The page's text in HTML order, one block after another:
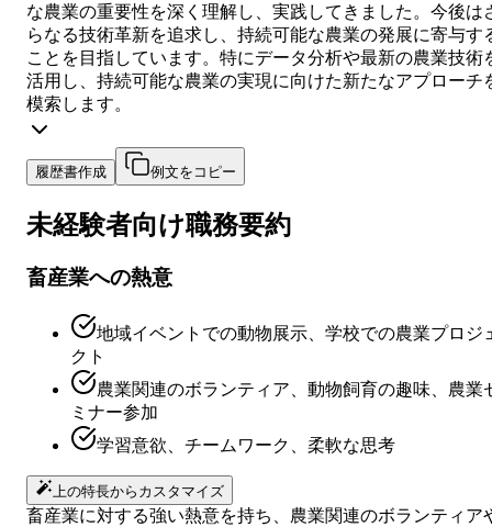
な農業の重要性を深く理解し、実践してきました。今後は
らなる技術革新を追求し、持続可能な農業の発展に寄与す
ことを目指しています。特にデータ分析や最新の農業技術
活用し、持続可能な農業の実現に向けた新たなアプローチ
模索します。
履歴書作成 例文をコピー
未経験者向け職務要約
畜産業への熱意
地域イベントでの動物展示、学校での農業プロジ
クト
農業関連のボランティア、動物飼育の趣味、農業
ミナー参加
学習意欲、チームワーク、柔軟な思考
上の特長からカスタマイズ
畜産業に対する強い熱意を持ち、農業関連のボランティア